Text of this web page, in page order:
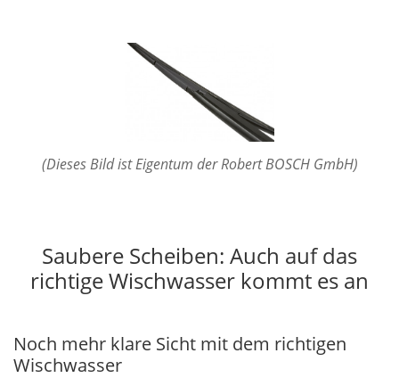
(Dieses Bild ist Eigentum der Robert BOSCH GmbH)
Saubere Scheiben: Auch auf das
richtige Wischwasser kommt es an
Noch mehr klare Sicht mit dem richtigen
Wischwasser